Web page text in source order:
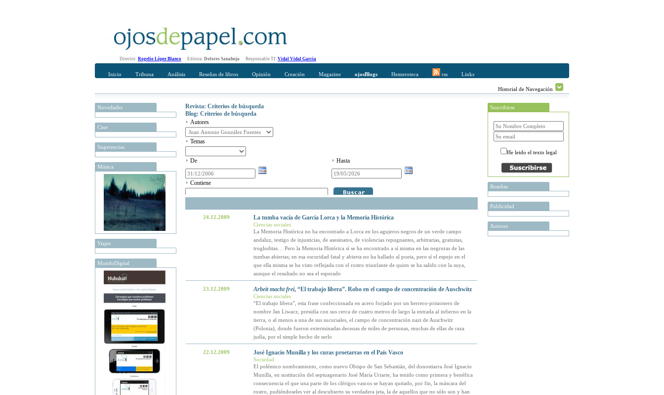
Director: Rogelio López Blanco Editora: Dolores Sanahuja Responsable TI: Vidal Vidal Garcia
Inicio Tribuna Análisis Reseñas de libros Opinión Creación Magazine ojosBlogs Hemeroteca rss Links
Historial de Navegación
Novedades
Cine
Sugerencias
Música
Viajes
MundoDigital
Revista: Criterios de búsqueda
Blog: Criterios de búsqueda
Autores
Temas
De Hasta
Contiene
24.12.2009 La tumba vacía de García Lorca y la Memoria Histórica
Ciencias sociales
La Memoria Histórica no ha encontrado a Lorca en los agujeros negros de un verde campo
andaluz, testigo de injusticias, de asesinatos, de violencias repugnantes, arbitrarias, gratuitas,
trogloditas… Pero la Memoria Histórica sí se ha encontrado a sí misma en las negruras de las
tumbas abiertas; en esa oscuridad fatal y abierta no ha hallado al poeta, pero sí el espejo en el
que ella misma se ha visto reflejada con el rostro triunfante de quien se ha salido con la suya,
aunque el resultado no sea el esperado
23.12.2009 Arbeit macht frei, “El trabajo libera”. Robo en el campo de concentración de Auschwitz
Ciencias sociales
“El trabajo libera”, esta frase confeccionada en acero forjado por un herrero-prisionero de
nombre Jan Liwacz, presidía con sus cerca de cuatro metros de largo la entrada al infierno en la
tierra, o al menos a una de sus sucursales, el campo de concentración nazi de Auschwitz
(Polonia), donde fueron exterminadas decenas de miles de personas, muchas de ellas de raza
judía, por el simple hecho de serlo
22.12.2009 José Ignacio Munilla y los curas proetarras en el País Vasco
Sociedad
El polémico nombramiento, como nuevo Obispo de San Sebastián, del donostiarra José Ignacio
Munilla, en sustitución del septuagenario José María Uriarte, ha tenido como primera y benéfica
consecuencia el que una parte de los clérigos vascos se hayan quitado, por fin, la máscara del
rostro, pudiéndoseles ver al descubierto su verdadera jeta, la de aquellos que no sólo son y han
Suscribirse
He leido el texto legal
Reseñas
Publicidad
Autores